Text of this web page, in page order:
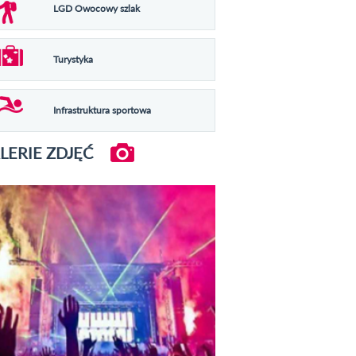
LGD Owocowy szlak
Turystyka
Infrastruktura sportowa
ZDJĘĆ